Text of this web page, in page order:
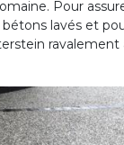
Pour
lavés et
ravalement